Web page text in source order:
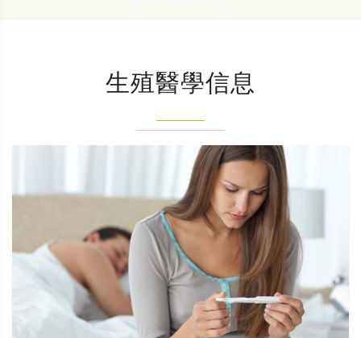
生殖醫學信息